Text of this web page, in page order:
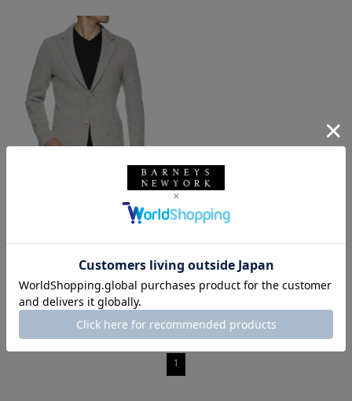
ラードジャケット
¥231,000
¥127,050 45% OFF
1